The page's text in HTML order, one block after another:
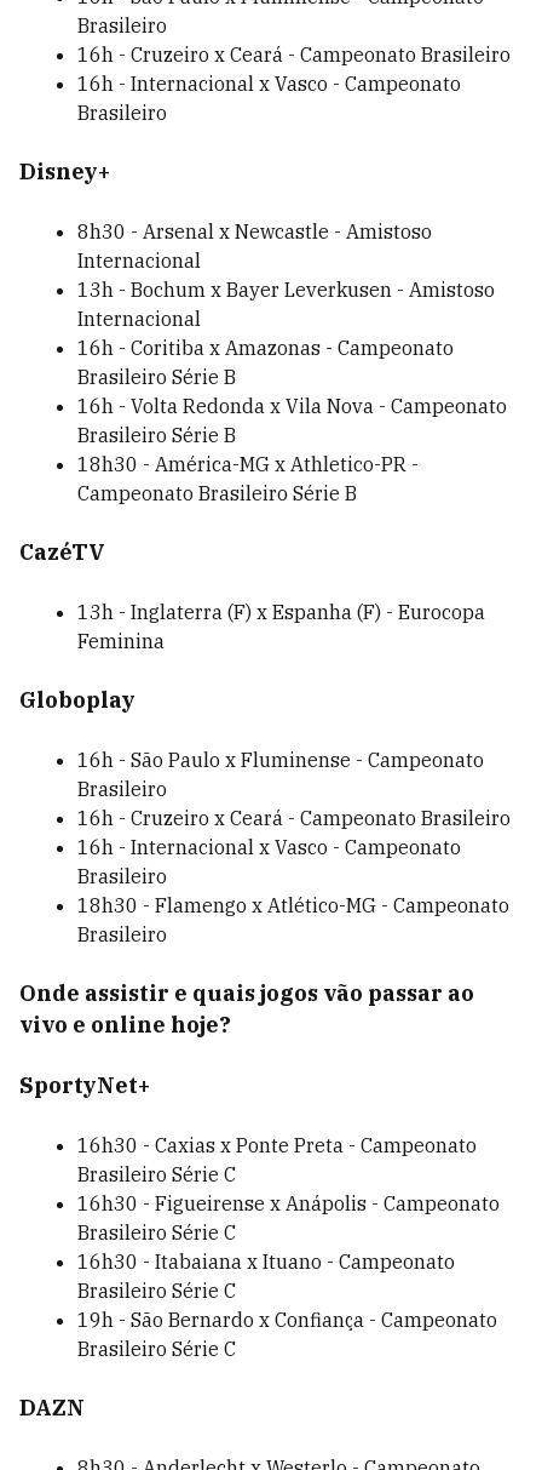
Brasileiro
16h - Cruzeiro x Ceará - Campeonato Brasileiro
16h - Internacional x Vasco - Campeonato
Brasileiro
Disney+
8h30 - Arsenal x Newcastle - Amistoso
Internacional
13h - Bochum x Bayer Leverkusen - Amistoso
Internacional
16h - Coritiba x Amazonas - Campeonato
Brasileiro Série B
16h - Volta Redonda x Vila Nova - Campeonato
Brasileiro Série B
18h30 - América-MG x Athletico-PR -
Campeonato Brasileiro Série B
CazéTV
13h - Inglaterra (F) x Espanha (F) - Eurocopa
Feminina
Globoplay
16h - São Paulo x Fluminense - Campeonato
Brasileiro
16h - Cruzeiro x Ceará - Campeonato Brasileiro
16h - Internacional x Vasco - Campeonato
Brasileiro
18h30 - Flamengo x Atlético-MG - Campeonato
Brasileiro
Onde assistir e quais jogos vão passar ao
vivo e online hoje?
SportyNet+
16h30 - Caxias x Ponte Preta - Campeonato
Brasileiro Série C
16h30 - Figueirense x Anápolis - Campeonato
Brasileiro Série C
16h30 - Itabaiana x Ituano - Campeonato
Brasileiro Série C
19h - São Bernardo x Confiança - Campeonato
Brasileiro Série C
DAZN